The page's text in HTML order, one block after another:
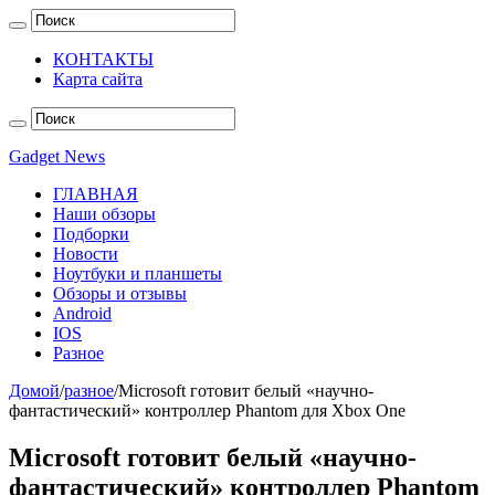
КОНТАКТЫ
Карта сайта
Gadget News
ГЛАВНАЯ
Наши обзоры
Подборки
Новости
Ноутбуки и планшеты
Обзоры и отзывы
Android
IOS
Разное
Домой/разное/Microsoft готовит белый «научно-
фантастический» контроллер Phantom для Xbox One
Microsoft готовит белый «научно-
фантастический» контроллер Phantom